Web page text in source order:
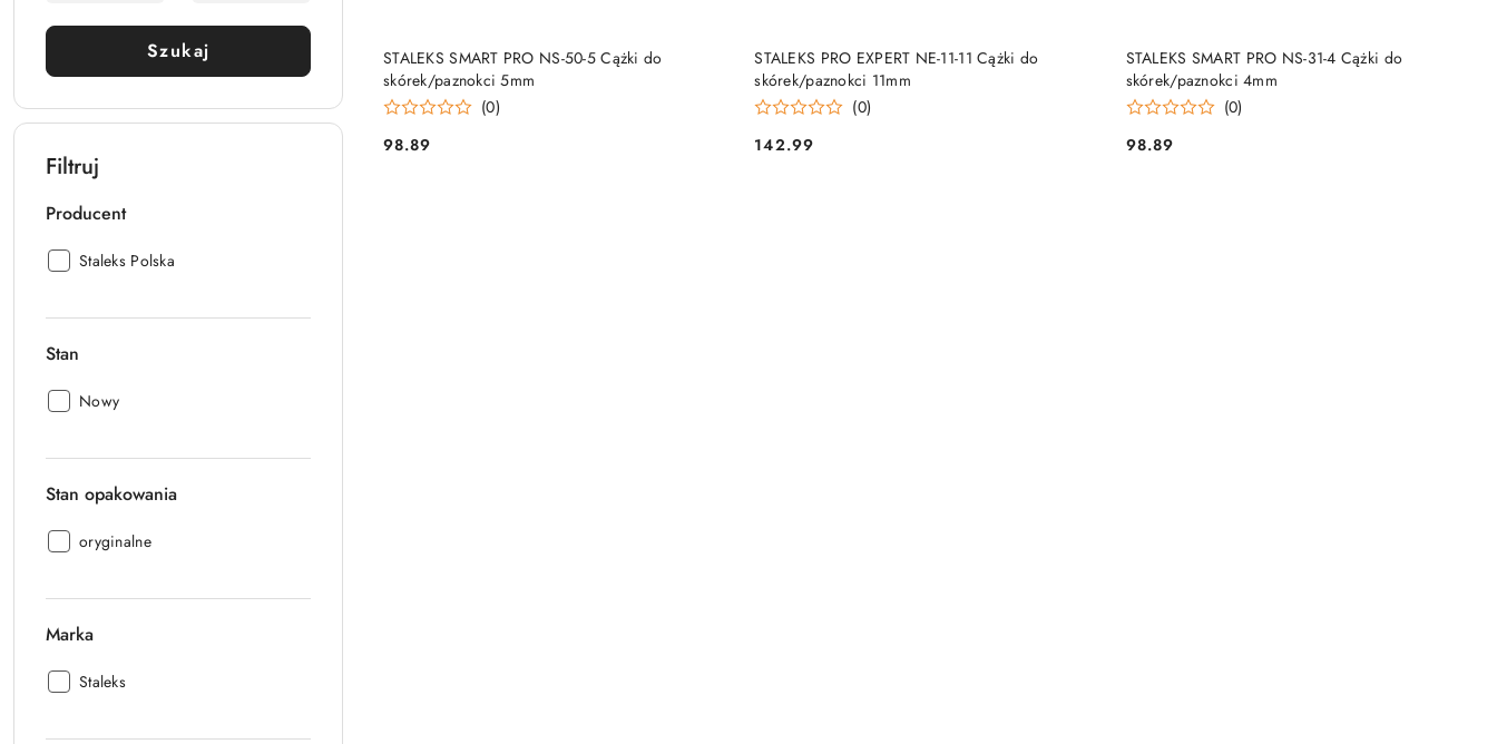
Szukaj
Filtruj
Producent
Producent:
Staleks Polska
Stan
Stan:
Nowy
Stan opakowania
Stan
oryginalne
Marka
Marka:
Staleks
STALEKS SMART PRO NS-50-5 Cążki do
skórek/paznokci 5mm
(0)
Cena:
98.89
PRODUKT NIEDOSTĘPNY
STALEKS PRO EXPERT NE-11-11 Cążki do
skórek/paznokci 11mm
(0)
Cena:
142.99
PRODUKT NIEDOSTĘPNY
STALEKS SMART PRO NS-31-4 Cążki do
skórek/paznokci 4mm
(0)
Cena:
98.89
PRODUKT NIEDOSTĘPNY